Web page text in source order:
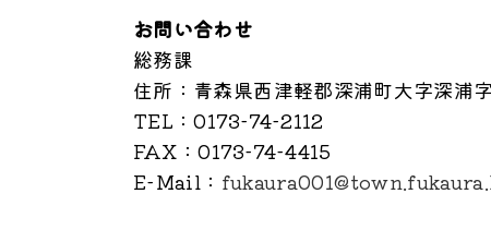
お問い合わせ
総務課
住所 ：青森県西津軽郡深浦町大字深浦
TEL ：0173-74-2112
FAX ：0173-74-4415
E-Mail ：